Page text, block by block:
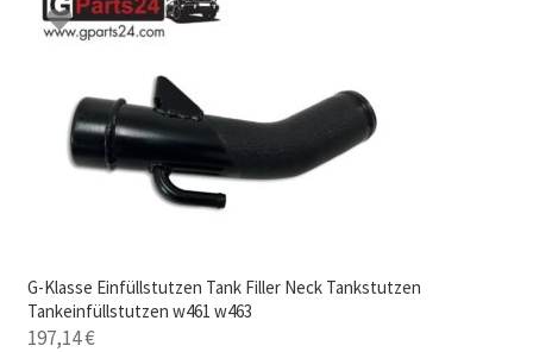
G-Klasse Einfüllstutzen Tank Filler Neck Tankstutzen
Tankeinfüllstutzen w461 w463
197,14€